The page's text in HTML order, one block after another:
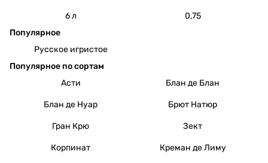
6 л
0,75
Популярное
Русское игристое
Популярное по сортам
Асти
Блан де Блан
Блан де Нуар Брют Натюр
Гран Крю Зект
Корпинат Креман де Лиму